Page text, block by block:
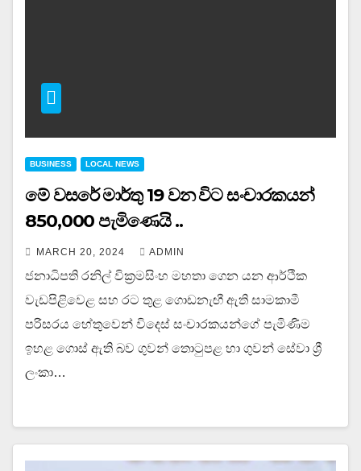
BUSINESS LOCAL NEWS
මේ වසරේ මාර්තු 19 වන විට සංචාරකයන්
850,000 පැමිණෙයි ..
MARCH 20, 2024 ADMIN
ජනාධිපති රනිල් වික්‍රමසිංහ මහතා ගෙන යන ආර්ථික
වැඩපිළිවෙළ සහ රට තුළ ගොඩනැඟී ඇති සාමකාමී
පරිසරය හේතුවෙන් විදෙස් සංචාරකයන්ගේ පැමිණිම
ඉහළ ගොස් ඇති බව ගුවන් තොටුපළ හා ගුවන් සේවා ශ්‍රී
ලංකා…